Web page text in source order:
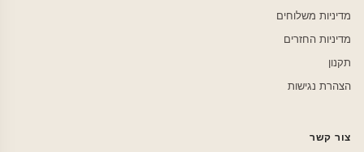
מדיניות משלוחים
מדיניות החזרים
תקנון
הצהרת נגישות
צור קשר